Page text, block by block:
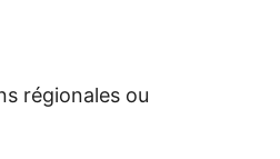
régionales ou